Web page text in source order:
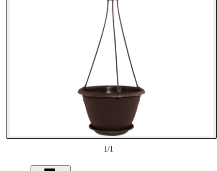
1/1